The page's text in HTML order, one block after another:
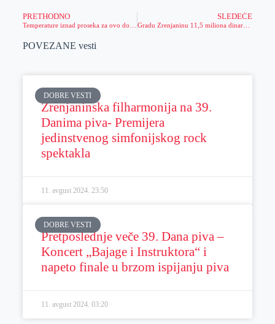
PRETHODNO SLEDEĆE
POVEZANE vesti
DOBRE VESTI
Zrenjaninska filharmonija na 39.
Danima piva- Premijera
jedinstvenog simfonijskog rock
spektakla
11. avgust 2024. 23:50
DOBRE VESTI
Pretposlednje veče 39. Dana piva –
Koncert „Bajage i Instruktora“ i
napeto finale u brzom ispijanju piva
11. avgust 2024. 03:20